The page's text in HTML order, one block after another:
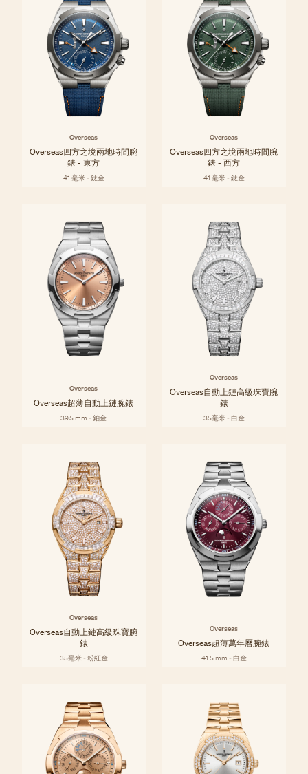
Overseas
Overseas四方之境兩地時間腕
錶 - 東方
41 毫米 - 鈦金
Overseas
Overseas四方之境兩地時間腕
錶 - 西方
41 毫米 - 鈦金
Overseas
Overseas超薄自動上鏈腕錶
39.5 mm - 鉑金
Overseas
Overseas自動上鏈高級珠寶腕
錶
35毫米 - 白金
Overseas
Overseas自動上鏈高級珠寶腕
錶
35毫米 - 粉紅金
Overseas
Overseas超薄萬年曆腕錶
41.5 mm - 白金